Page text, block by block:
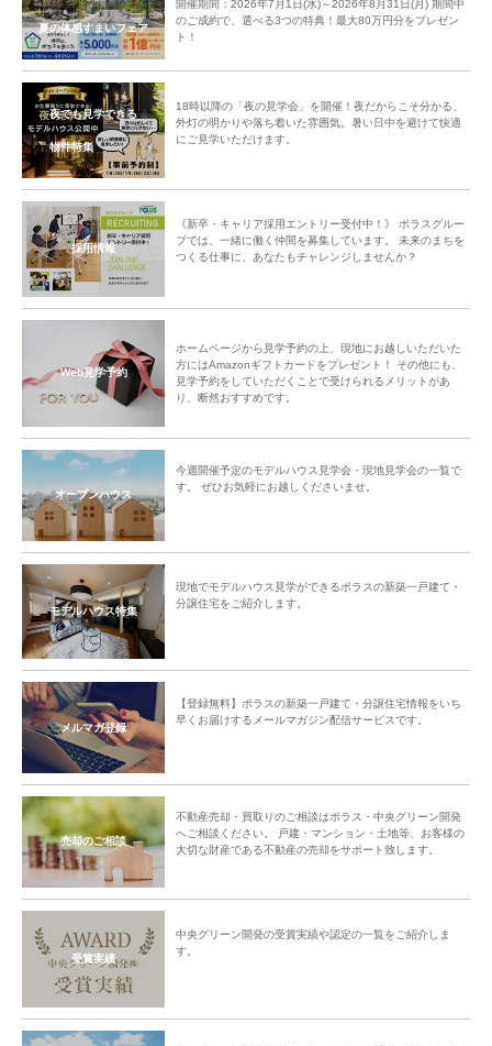
夏の体感すまいフェア
開催期間：2026年7月1日(水)～2026年8月31日(月) 期間中
のご成約で、選べる3つの特典！最大80万円分をプレゼン
ト！
夜でも見学できる
物件特集
18時以降の「夜の見学会」を開催！夜だからこそ分かる、
外灯の明かりや落ち着いた雰囲気。暑い日中を避けて快適
にご見学いただけます。
採用情報
《新卒・キャリア採用エントリー受付中！》 ポラスグルー
プでは、一緒に働く仲間を募集しています。 未来のまちを
つくる仕事に、あなたもチャレンジしませんか？
Web見学予約
ホームページから見学予約の上、現地にお越しいただいた
方にはAmazonギフトカードをプレゼント！ その他にも、
見学予約をしていただくことで受けられるメリットがあ
り、断然おすすめです。
オープンハウス
今週開催予定のモデルハウス見学会・現地見学会の一覧で
す。 ぜひお気軽にお越しくださいませ。
モデルハウス特集
現地でモデルハウス見学ができるポラスの新築一戸建て・
分譲住宅をご紹介します。
メルマガ登録
【登録無料】ポラスの新築一戸建て・分譲住宅情報をいち
早くお届けするメールマガジン配信サービスです。
売却のご相談
不動産売却・買取りのご相談はポラス・中央グリーン開発
へご相談ください。 戸建・マンション・土地等、お客様の
大切な財産である不動産の売却をサポート致します。
受賞実績
中央グリーン開発の受賞実績や認定の一覧をご紹介しま
す。